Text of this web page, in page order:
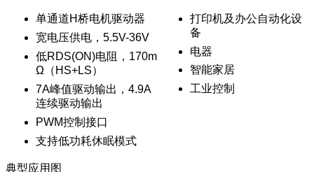
单通道H桥电机驱动器
宽电压供电，5.5V-36V
低RDS(ON)电阻，170m
Ω（HS+LS）
7A峰值驱动输出，4.9A
连续驱动输出
PWM控制接口
支持低功耗休眠模式
打印机及办公自动化设
备
电器
智能家居
工业控制
典型应用图